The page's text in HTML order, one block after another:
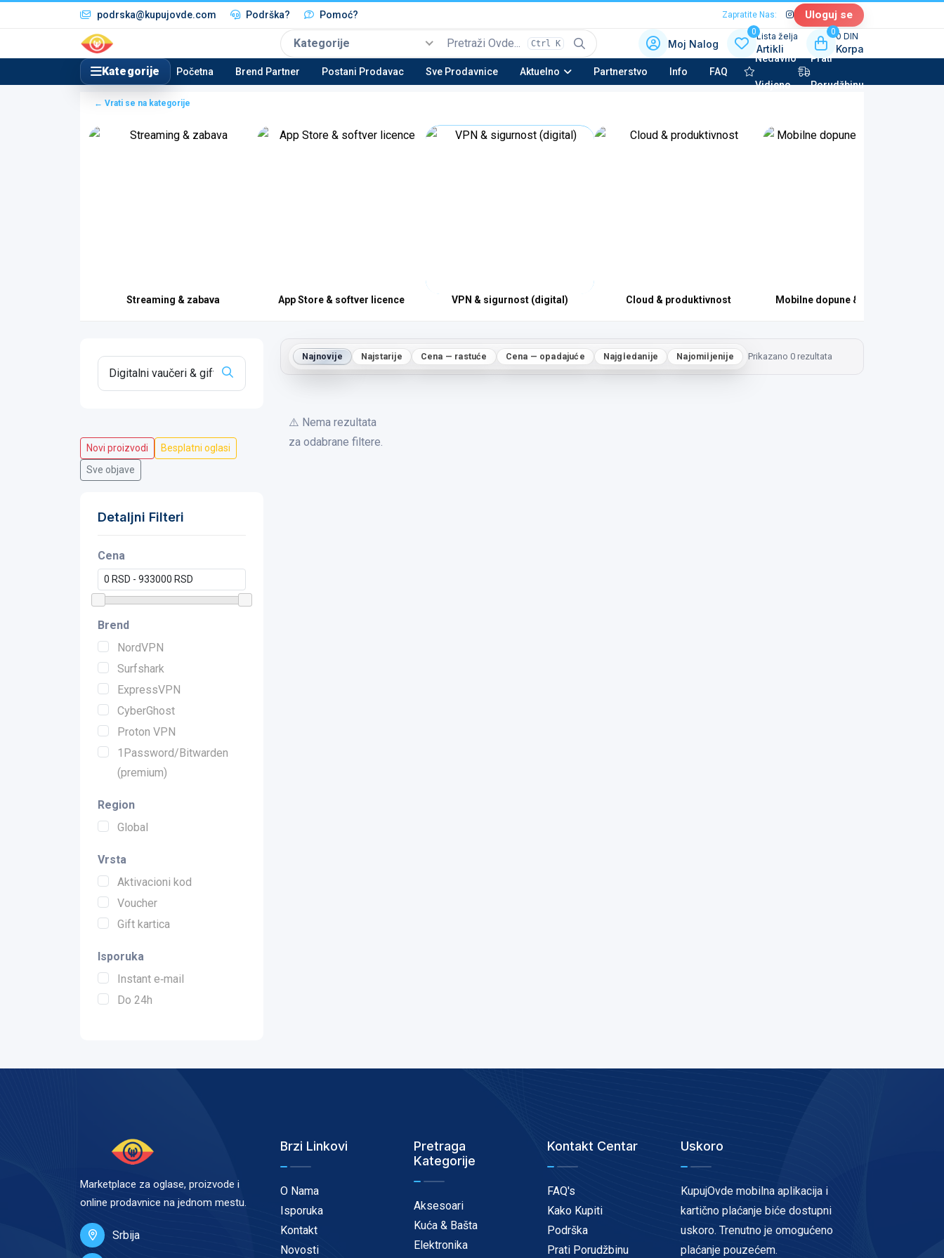
podrska@kupujovde.com Podrška? Pomoć? Zapratite Nas: Uloguj se
Kategorije
Top kategorije Izaberi kategoriju sa slikama
Ctrl K Moj Nalog
0Lista želja
Artikli
00 DIN
Korpa
Kategorije Početna Brend Partner Postani Prodavac Sve Prodavnice Aktuelno Partnerstvo Info FAQ
Nedavno
Vidjeno
Prati
Porudžbinu
← Vrati se na kategorije
Streaming & zabava App Store & softver licence VPN & sigurnost (digital) Cloud & produktivnost Mobilne dopune & eSIM krediti
Novi proizvodi
Besplatni oglasi
Sve objave
Detaljni Filteri
Cena
Brend
NordVPN
Surfshark
ExpressVPN
CyberGhost
Proton VPN
1Password/Bitwarden
(premium)
Region
Global
Vrsta
Aktivacioni kod
Voucher
Gift kartica
Isporuka
Instant e‑mail
Do 24h
Najnovije Najstarije Cena — rastuće Cena — opadajuće Najgledanije Najomiljenije Prikazano 0 rezultata
⚠️ Nema rezultata
za odabrane filtere.
Marketplace za oglase, proizvode i
online prodavnice na jednom mestu.
Srbija
Brzi Linkovi
O Nama
Isporuka
Kontakt
Novosti
Pretraga
Kategorije
Aksesoari
Kuća & Bašta
Elektronika
Kontakt Centar
FAQ's
Kako Kupiti
Podrška
Prati Porudžbinu
Uskoro
KupujOvde mobilna aplikacija i
kartično plaćanje biće dostupni
uskoro. Trenutno je omogućeno
plaćanje pouzećem.